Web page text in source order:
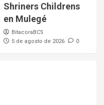
Shriners Childrens
en Mulegé
BitacoraBCS
5 de agosto de 2026
0